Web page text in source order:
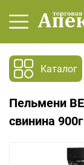
Каталог
Пельмени
свинина 900г